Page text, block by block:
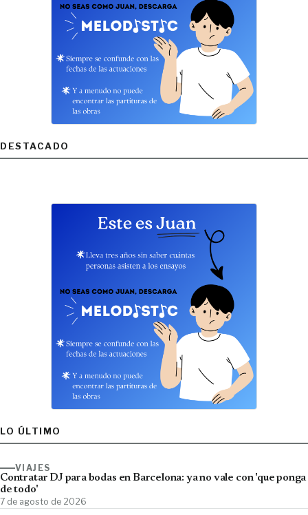
DESTACADO
LO ÚLTIMO
VIAJES
Contratar DJ para bodas en Barcelona: ya no vale con 'que ponga
de todo'
7 de agosto de 2026